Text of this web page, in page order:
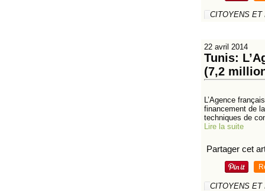
CITOYENS ET
22 avril 2014
Tunis:
(7,2
L’Agence
financement de
techniques de
Lire la suite
Partager cet
CITOYENS ET